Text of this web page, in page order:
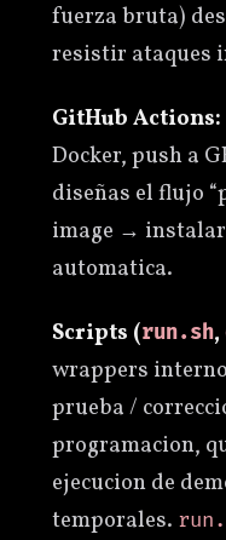
fuerza bruta)
resistir ataques
GitHub Actions:
Docker, push a
diseñas el flujo
image → instalar
automatica.
Scripts (run.sh,
wrappers
prueba /
programacion,
ejecucion de
temporales.